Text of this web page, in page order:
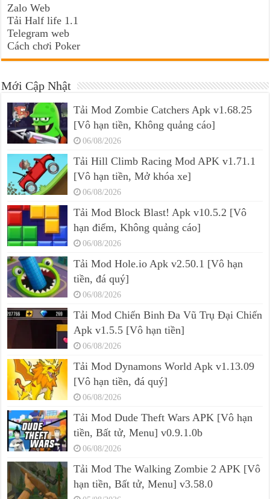
Zalo Web
Tải Half life 1.1
Telegram web
Cách chơi Poker
Mới Cập Nhật
Tải Mod Zombie Catchers Apk v1.68.25
[Vô hạn tiền, Không quảng cáo]
06/08/2026
Tải Hill Climb Racing Mod APK v1.71.1
[Vô hạn tiền, Mở khóa xe]
06/08/2026
Tải Mod Block Blast! Apk v10.5.2 [Vô
hạn điểm, Không quảng cáo]
06/08/2026
Tải Mod Hole.io Apk v2.50.1 [Vô hạn
tiền, đá quý]
06/08/2026
Tải Mod Chiến Binh Đa Vũ Trụ Đại Chiến
Apk v1.5.5 [Vô hạn tiền]
06/08/2026
Tải Mod Dynamons World Apk v1.13.09
[Vô hạn tiền, đá quý]
06/08/2026
Tải Mod Dude Theft Wars APK [Vô hạn
tiền, Bất tử, Menu] v0.9.1.0b
06/08/2026
Tải Mod The Walking Zombie 2 APK [Vô
hạn tiền, Bất tử, Menu] v3.58.0